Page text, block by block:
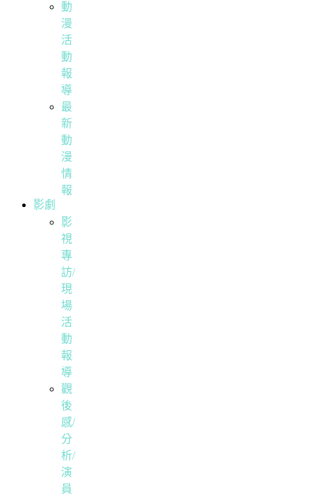
動
漫
活
動
報
導
最
新
動
漫
情
報
影劇
影
視
專
訪/
現
場
活
動
報
導
觀
後
感/
分
析/
演
員